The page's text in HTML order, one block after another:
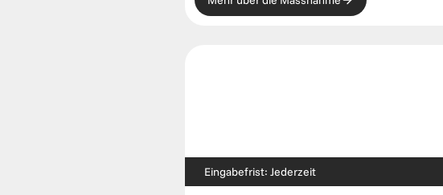
Eingabefrist: Jederzeit